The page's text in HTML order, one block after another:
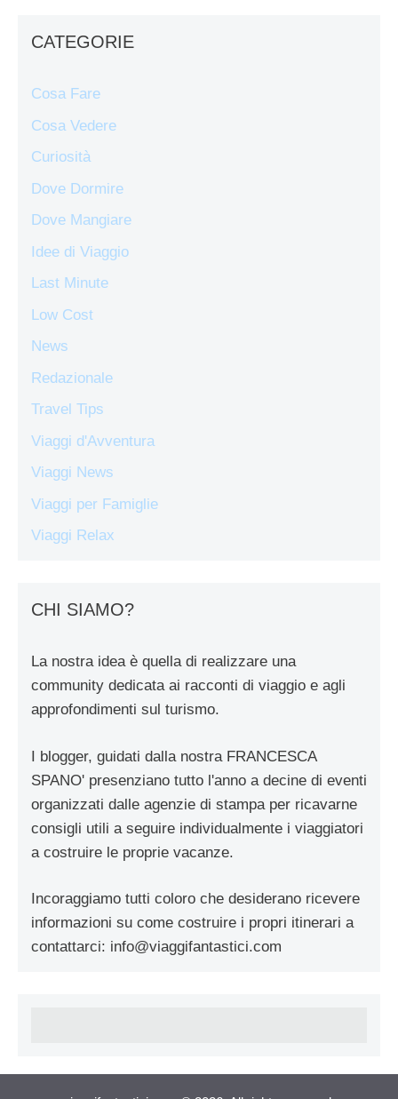
CATEGORIE
Cosa Fare
Cosa Vedere
Curiosità
Dove Dormire
Dove Mangiare
Idee di Viaggio
Last Minute
Low Cost
News
Redazionale
Travel Tips
Viaggi d'Avventura
Viaggi News
Viaggi per Famiglie
Viaggi Relax
CHI SIAMO?
La nostra idea è quella di realizzare una
community dedicata ai racconti di viaggio e agli
approfondimenti sul turismo.
I blogger, guidati dalla nostra FRANCESCA
SPANO' presenziano tutto l'anno a decine di eventi
organizzati dalle agenzie di stampa per ricavarne
consigli utili a seguire individualmente i viaggiatori
a costruire le proprie vacanze.
Incoraggiamo tutti coloro che desiderano ricevere
informazioni su come costruire i propri itinerari a
contattarci: info@viaggifantastici.com